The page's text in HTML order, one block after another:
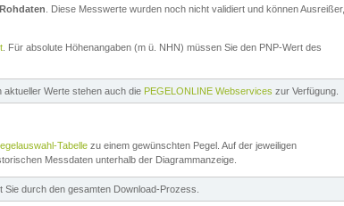
. Diese Messwerte wurden noch nicht validiert und können Ausreißer,
. Für absolute Höhenangaben (m ü. NHN) müssen Sie den PNP-Wert des
aktueller Werte stehen auch die PEGELONLINE Webservices zur Verfügung.
Tabelle zu einem gewünschten Pegel. Auf der jeweiligen
Messdaten unterhalb der Diagrammanzeige.
Sie durch den gesamten Download-Prozess.